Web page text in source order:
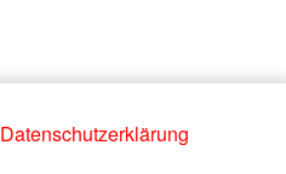
Datenschutzerklärung